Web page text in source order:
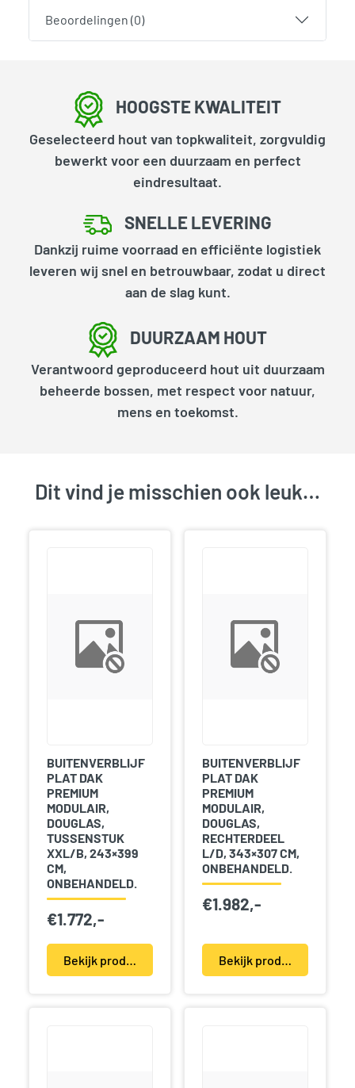
Beoordelingen (0)
HOOGSTE KWALITEIT
Geselecteerd hout van topkwaliteit, zorgvuldig
bewerkt voor een duurzaam en perfect
eindresultaat.
SNELLE LEVERING
Dankzij ruime voorraad en efficiënte logistiek
leveren wij snel en betrouwbaar, zodat u direct
aan de slag kunt.
DUURZAAM HOUT
Verantwoord geproduceerd hout uit duurzaam
beheerde bossen, met respect voor natuur,
mens en toekomst.
Dit vind je misschien ook leuk…
BUITENVERBLIJF
PLAT DAK
PREMIUM
MODULAIR,
DOUGLAS,
TUSSENSTUK
XXL/B, 243×399
CM,
ONBEHANDELD.
€1.772,-
BUITENVERBLIJF
PLAT DAK
PREMIUM
MODULAIR,
DOUGLAS,
RECHTERDEEL
L/D, 343×307 CM,
ONBEHANDELD.
€1.982,-